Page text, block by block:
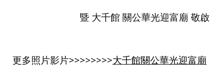
暨 大千館 關公華光迎富廟 敬啟
更多照片影片>>>>>>>>大千館關公華光迎富廟